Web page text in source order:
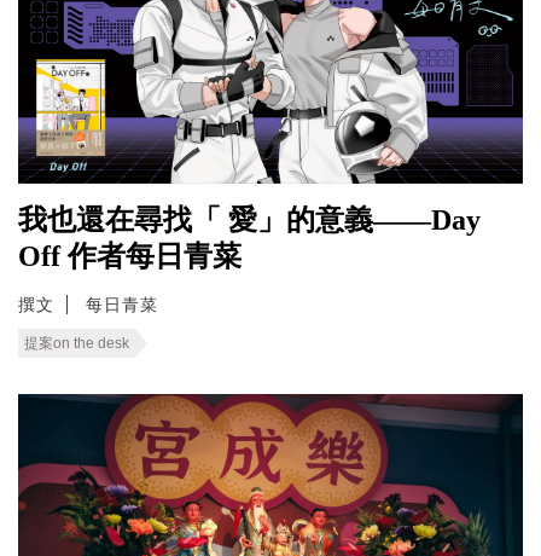
我也還在尋找「 愛」的意義——Day
Off 作者每日青菜
撰文 每日青菜
提案on the desk